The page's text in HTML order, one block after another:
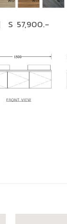
57,900.-